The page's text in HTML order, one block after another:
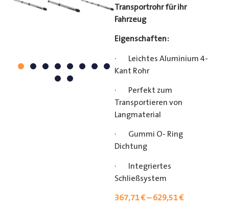
Transportrohr für ihr
Fahrzeug
Eigenschaften:
· Leichtes Aluminium 4-
Kant Rohr
· Perfekt zum
Transportieren von
Langmaterial
· Gummi O- Ring
Dichtung
· Integriertes
Schließsystem
367,71€–629,51€